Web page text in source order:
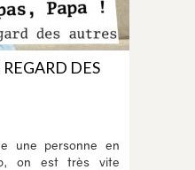
DES
une personne en
on est très vite